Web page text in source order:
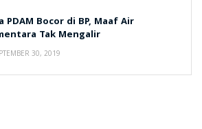
PDAM Bocor di BP, Maaf Air
Tak Mengalir
30, 2019